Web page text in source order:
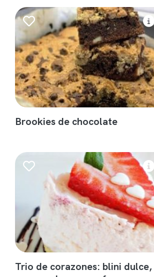
Brookies de chocolate
Trio de corazones: blini dulce,